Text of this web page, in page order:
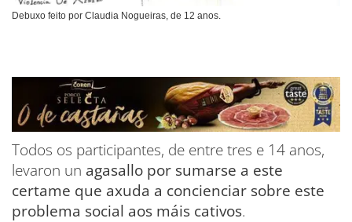
Debuxo feito por Claudia Nogueiras, de 12 anos.
Todos os participantes, de entre tres e 14 anos,
levaron un agasallo por sumarse a este
certame que axuda a concienciar sobre este
problema social aos máis cativos.